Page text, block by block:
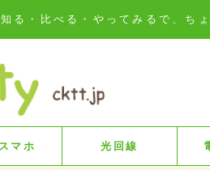
・比べる・やってみるで、ちょ
マホ 光回線